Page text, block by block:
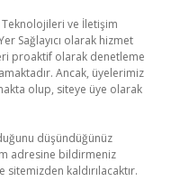
Teknolojileri ve İletişim
Sağlayıcı olarak hizmet
proaktif olarak denetleme
Ancak, üyelerimiz
olup, siteye üye olarak
düşündüğünüz
adresine bildirmeniz
kaldırılacaktır.